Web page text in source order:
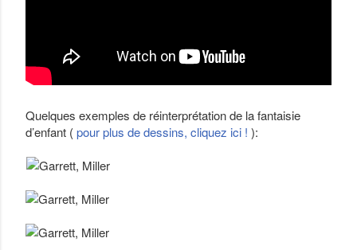
Quelques exemples de réinterprétation de la fantaisie
d’enfant (pour plus de dessins, cliquez ici ! ):